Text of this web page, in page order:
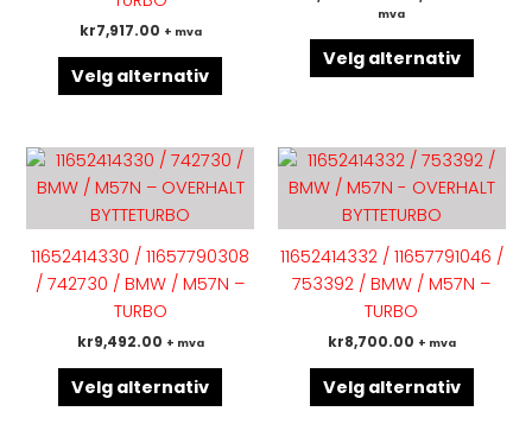
kr7,917.00 + mva
Velg alternativ
produktsiden
mva
Velg alternativ
velges
11652414330 / 11657790308
/ 742730 / BMW / M57N –
TURBO
kr9,492.00 + mva
Velg alternativ
Dette
produktet
varianter.
Alternativene
produktsiden
11652414332 / 11657791046 /
753392 / BMW / M57N –
TURBO
kr8,700.00 + mva
Velg alternativ
Dette
flere